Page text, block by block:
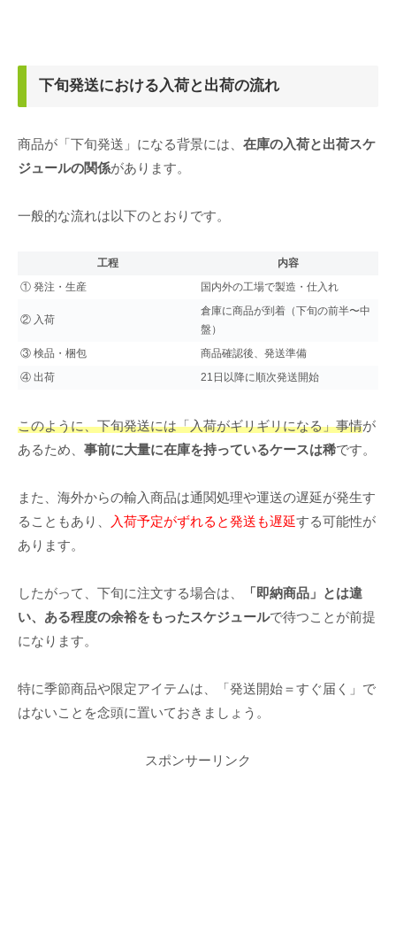
下旬発送における入荷と出荷の流れ
商品が「下旬発送」になる背景には、 在庫の入荷と出荷スケ
ジュールの関係があります。
一般的な流れは以下のとおりです。
工程
内容
① 発注・生産
国内外の工場で製造・仕入れ
② 入荷
倉庫に商品が到着（下旬の前半〜中
盤）
③ 検品・梱包
商品確認後、発送準備
④ 出荷
21日以降に順次発送開始
このように、下旬発送には「入荷がギリギリになる」事情が
あるため、 事前に大量に在庫を持っているケースは稀です。
また、海外からの輸入商品は通関処理や運送の遅延が発生す
ることもあり、
入荷予定がずれると発送も遅延する可能性が
あります。
したがって、下旬に注文する場合は、
「即納商品」とは違
い、ある程度の余裕をもったスケジュールで待つことが前提
になります。
特に季節商品や限定アイテムは、「発送開始＝すぐ届く」で
はないことを念頭に置いておきましょう。
スポンサーリンク